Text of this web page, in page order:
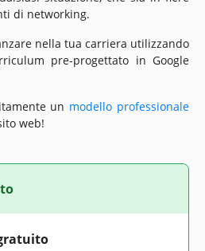
di networking.
nella tua carriera utilizzando
pre-progettato in Google
un modello professionale
web!